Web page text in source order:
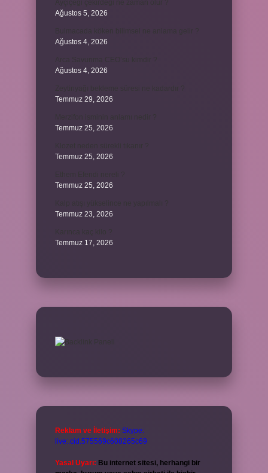
Ağustos 5, 2026
Ağustos 4, 2026
Ağustos 4, 2026
Temmuz 29, 2026
Temmuz 25, 2026
Temmuz 25, 2026
Temmuz 25, 2026
Temmuz 23, 2026
Temmuz 17, 2026
Reklam ve İletişim: Skype:
live:.cid.575569c608265c69
Yasal Uyarı: Bu internet sitesi, herhangi bir